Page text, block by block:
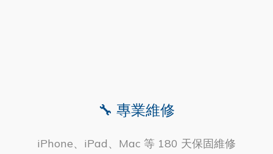
🔧 專業維修
iPhone、iPad、Mac 等 180 天保固維修